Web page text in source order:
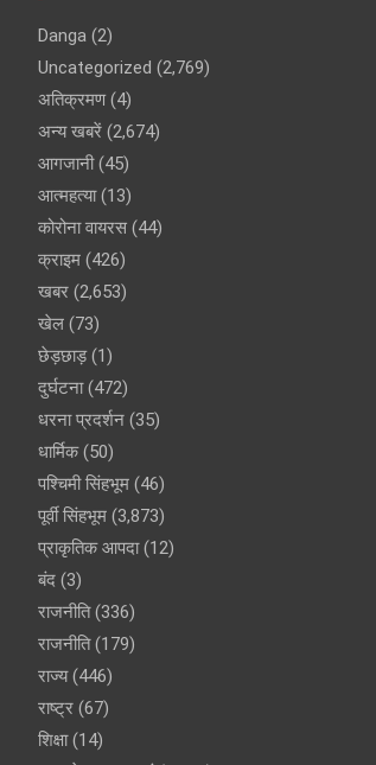
Danga (2)
Uncategorized (2,769)
अतिक्रमण(4)
अन्य खबरें (2,674)
आगजानी(45)
आत्महत्या(13)
कोरोना वायरस (44)
क्राइम (426)
खबर (2,653)
खेल (73)
छेड़छाड़(1)
दुर्घटना(472)
धरना प्रदर्शन (35)
धार्मिक(50)
पश्चिमी सिंहभूम (46)
पूर्वी सिंहभूम (3,873)
प्राकृतिक आपदा(12)
बंद (3)
राजनीति(336)
राजनीति(179)
राज्य(446)
राष्ट्र (67)
शिक्षा(14)